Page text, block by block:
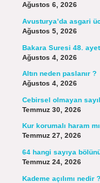
Ağustos 6, 2026
Avusturya’da asgari
Ağustos 5, 2026
Bakara Suresi 48.
Ağustos 4, 2026
Altın neden paslanır ?
Ağustos 4, 2026
Cebirsel olmayan
Temmuz 30, 2026
Kur korumalı haram
Temmuz 27, 2026
64 hangi sayıya
Temmuz 24, 2026
Kademe açılımı nedir ?